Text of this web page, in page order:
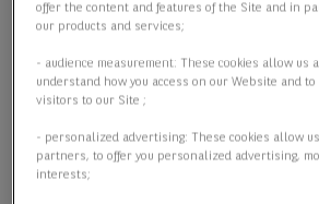
offer the content and features of the Site and in
our products and services;
- audience measurement: These cookies allow us
understand how you access on our Website and
visitors to our Site ;
- personalized advertising: These cookies allow
partners, to offer you personalized advertising,
interests;